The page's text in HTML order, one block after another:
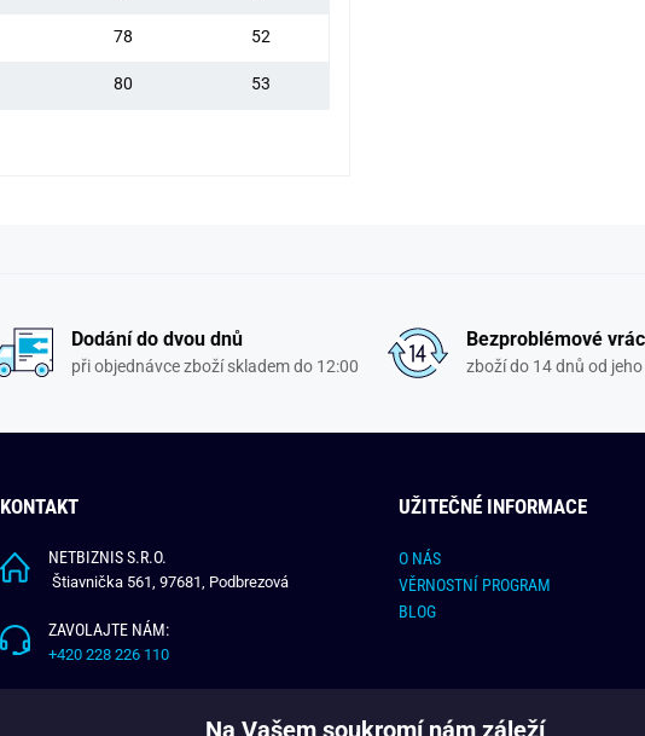
78 52
80 53
Dodání do dvou dnů
při objednávce zboží skladem do 12:00
Bezproblémové
zboží do 14 dnů od
KONTAKT
NETBIZNIS S.R.O.
Štiavnička 561, 97681, Podbrezová
ZAVOLAJTE NÁM:
+420 228 226 110
UŽITEČNÉ INFORMACE
O NÁS
VĚRNOSTNÍ PROGRAM
BLOG
Na Vašem soukromí nám záleží